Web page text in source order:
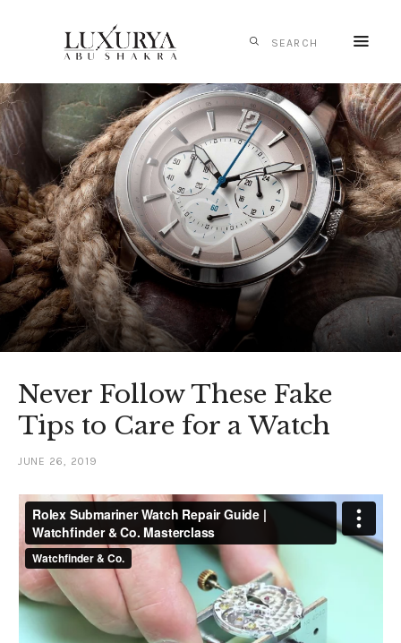
HOME
CARTIER
IWC
SCHAFFHAUSEN
PANERAI
TAG HEUER
MONTBLANC
MESSIKA
S.T. DUPONT
Never Follow These Fake
Tips to Care for a Watch
JUNE 26, 2019